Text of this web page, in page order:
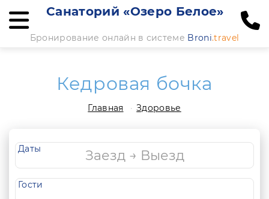
Санаторий «Озеро Белое»
Бронирование онлайн в системе Broni.travel
Кедровая бочка
Главная Здоровье
Даты
Гости